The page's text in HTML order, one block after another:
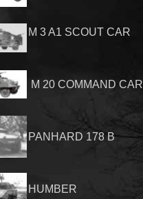
M 3 A1 SCOUT CAR
M 20 COMMAND CAR
PANHARD 178 B
HUMBER